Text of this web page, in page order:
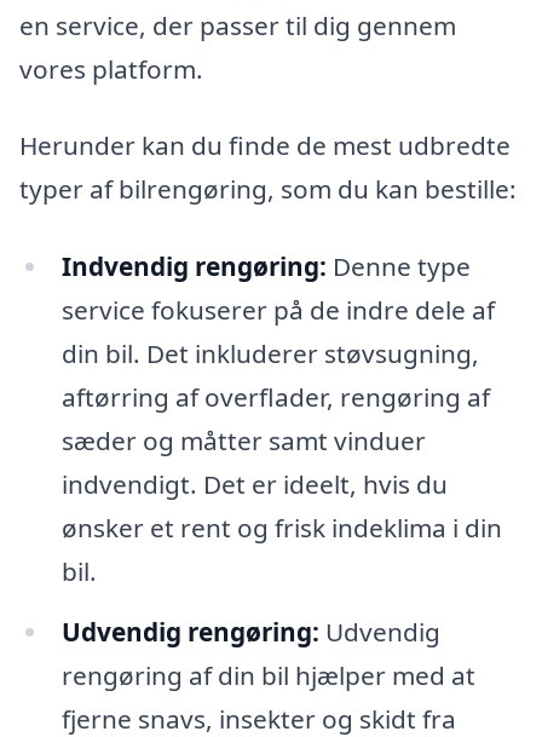
en service, der passer til dig gennem
vores platform.
Herunder kan du finde de mest udbredte
typer af bilrengøring, som du kan bestille:
Indvendig rengøring: Denne type
service fokuserer på de indre dele af
din bil. Det inkluderer støvsugning,
aftørring af overflader, rengøring af
sæder og måtter samt vinduer
indvendigt. Det er ideelt, hvis du
ønsker et rent og frisk indeklima i din
bil.
Udvendig rengøring: Udvendig
rengøring af din bil hjælper med at
fjerne snavs, insekter og skidt fra